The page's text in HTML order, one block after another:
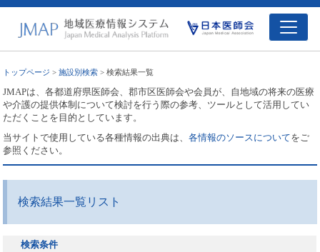
トップページ >施設別検索 > 検索結果一覧
JMAPは、各都道府県医師会、郡市区医師会や会員が、自地域の将来の医療
や介護の提供体制について検討を行う際の参考、ツールとして活用してい
ただくことを目的としています。
当サイトで使用している各種情報の出典は、各情報のソースについてをご
参照ください。
検索結果一覧リスト
検索条件